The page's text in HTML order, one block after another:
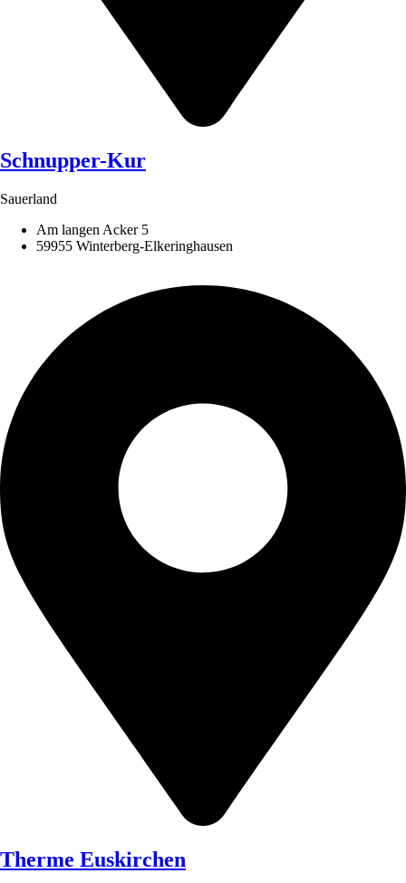
Schnupper-Kur
Sauerland
Am langen Acker 5
59955 Winterberg-Elkeringhausen
Therme Euskirchen